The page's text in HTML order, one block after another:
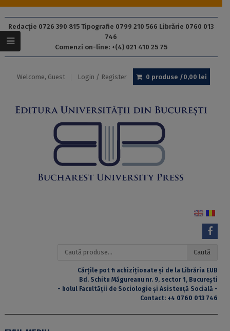
Redacție 0726 390 815 Tipografie 0799 210 566 Librărie 0760 013
746
Comenzi on-line: +(4) 021 410 25 75
Welcome, Guest Login / Register 0 produse /0,00 lei
Caută
Caută
Cărțile pot fi achiziționate și de la Librăria EUB
Bd. Schitu Măgureanu nr. 9, sector 1, București
- holul Facultății de Sociologie și Asistență Socială -
Contact: +4 0760 013 746